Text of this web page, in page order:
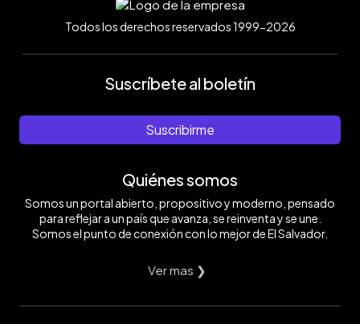
Todos los derechos reservados 1999-2026
Suscríbete al boletín
Suscribirme
Quiénes somos
Somos un portal abierto, propositivo y moderno, pensado
para reflejar a un país que avanza, se reinventa y se une.
Somos el punto de conexión con lo mejor de El Salvador.
Ver mas ❯